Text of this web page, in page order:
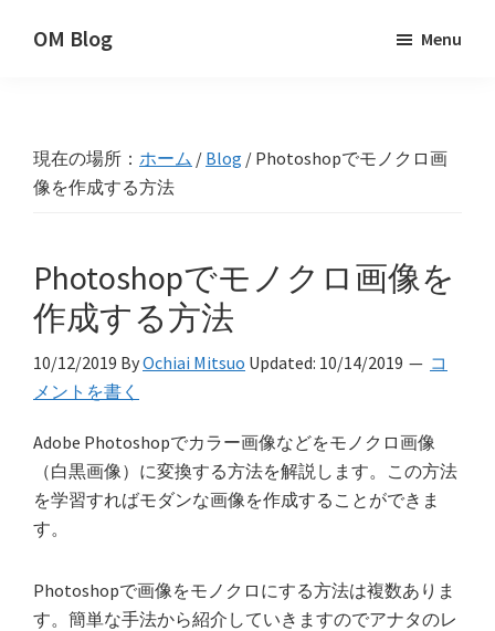
OM Blog Menu
現在の場所： ホーム / Blog / Photoshopでモノクロ画
像を作成する方法
Photoshopでモノクロ画像を
作成する方法
10/12/2019 ByOchiai Mitsuo Updated: 10/14/2019
コ
メントを書く
Adobe Photoshopでカラー画像などをモノクロ画像
（白黒画像）に変換する方法を解説します。この方法
を学習すればモダンな画像を作成することができま
す。
Photoshopで画像をモノクロにする方法は複数ありま
す。簡単な手法から紹介していきますのでアナタのレ